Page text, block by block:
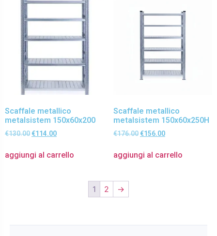
Scaffale metallico
metalsistem 150x60x200
€130.00 €114.00
aggiungi al carrello
Scaffale metallico
metalsistem 150x60x250H
€176.00 €156.00
aggiungi al carrello
1 2 →